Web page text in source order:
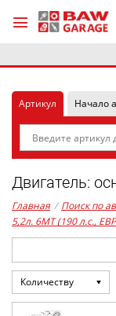
Артикул Начало
Двигатель:
Главная / Поиск по
5,2л. 6MT (190 л.с.,
Количеству